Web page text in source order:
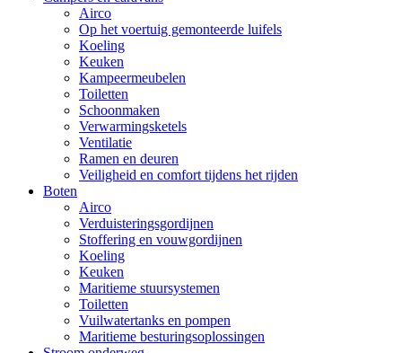
Airco
Op het voertuig gemonteerde luifels
Koeling
Keuken
Kampeermeubelen
Toiletten
Schoonmaken
Verwarmingsketels
Ventilatie
Ramen en deuren
Veiligheid en comfort tijdens het rijden
Boten
Airco
Verduisteringsgordijnen
Stoffering en vouwgordijnen
Koeling
Keuken
Maritieme stuursystemen
Toiletten
Vuilwatertanks en pompen
Maritieme besturingsoplossingen